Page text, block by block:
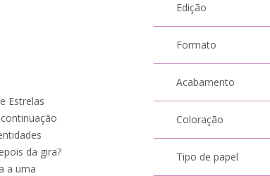
Estrelas
da gira?
a uma
Edição
Formato
Acabamento
Coloração
Tipo de papel